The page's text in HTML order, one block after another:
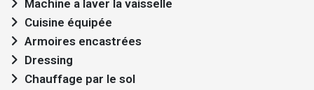
Machine a laver la vaisselle
Cuisine équipée
Armoires encastrées
Dressing
Chauffage par le sol